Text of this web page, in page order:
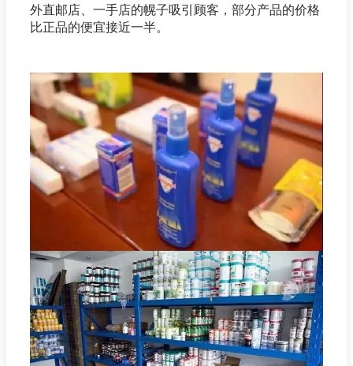
外直邮店、一手店的幌子吸引顾客，部分产品的价格
比正品的便宜接近一半。